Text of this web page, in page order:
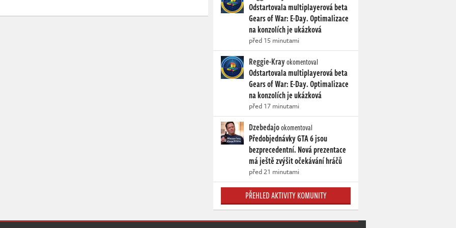
Odstartovala multiplayerová beta
Gears of War: E-Day. Optimalizace
na konzolích je ukázková
před 15 minutami
Reggie-Krayokomentoval
Odstartovala multiplayerová beta
Gears of War: E-Day. Optimalizace
na konzolích je ukázková
před 17 minutami
Dzebedajookomentoval
Předobjednávky GTA 6 jsou
bezprecedentní. Nová prezentace
má ještě zvýšit očekávání hráčů
před 21 minutami
PŘEHLED AKTIVITY KOMUNITY